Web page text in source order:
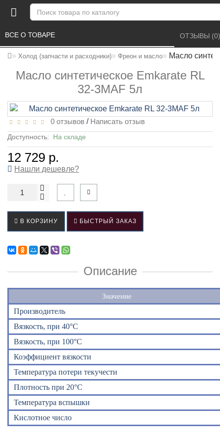
Холод (запчасти и расходники) Фреон и масло Масло
Масло синтетическое Emkarate RL
32-3MAF 5л
ВСЕ О ТОВАРЕ ОТЗЫВЫ
0 отзывов / Написать отзыв
Доступность: На складе
12 729 р.
Нашли дешевле?
В КОРЗИНУ БЫСТРЫЙ ЗАКАЗ
Описание
Значение
Производитель
Вязкость, при 40°C
Вязкость, при 100°C
Коэффициент вязкости
Температура потери текучести
Плотность при 20°C
Температура вспышки
Кислотное число